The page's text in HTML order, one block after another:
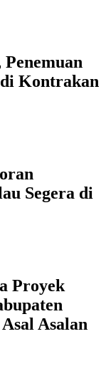
Kontrakan
Segera di
Proyek
Asalan